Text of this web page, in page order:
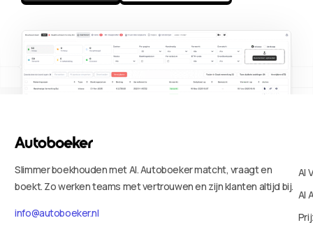
Slimmer boekhouden met AI. Autoboeker matcht, vraagt en
boekt. Zo werken teams met vertrouwen en zijn klanten altijd bij.
info@autoboeker.nl
AI
AI